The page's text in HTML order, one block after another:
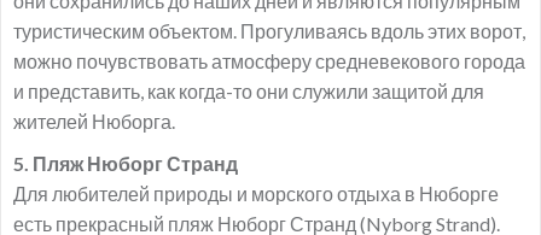
туристическим объектом. Прогуливаясь вдоль этих ворот,
можно почувствовать атмосферу средневекового города
и представить, как когда-то они служили защитой для
жителей Нюборга.
5. Пляж Нюборг Странд
Для любителей природы и морского отдыха в Нюборге
есть прекрасный пляж Нюборг Странд (Nyborg Strand).